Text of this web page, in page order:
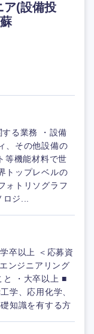
ア(設備投
る業務 ・設備
、その他設備の
等機能材料で世
トップレベルの
ォトリソグラフ
ジ...
卒以上 ＜応募資
ンジニアリング
と ・大卒以上 ■
学、応用化学、
知識を有する方